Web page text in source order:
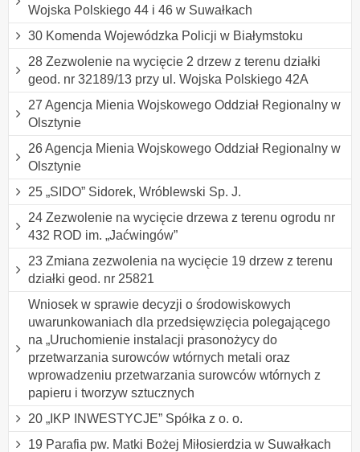
Wojska Polskiego 44 i 46 w Suwałkach
30 Komenda Wojewódzka Policji w Białymstoku
28 Zezwolenie na wycięcie 2 drzew z terenu działki
geod. nr 32189/13 przy ul. Wojska Polskiego 42A
27 Agencja Mienia Wojskowego Oddział Regionalny w
Olsztynie
26 Agencja Mienia Wojskowego Oddział Regionalny w
Olsztynie
25 „SIDO” Sidorek, Wróblewski Sp. J.
24 Zezwolenie na wycięcie drzewa z terenu ogrodu nr
432 ROD im. „Jaćwingów”
23 Zmiana zezwolenia na wycięcie 19 drzew z terenu
działki geod. nr 25821
Wniosek w sprawie decyzji o środowiskowych
uwarunkowaniach dla przedsięwzięcia polegającego
na „Uruchomienie instalacji prasonożycy do
przetwarzania surowców wtórnych metali oraz
wprowadzeniu przetwarzania surowców wtórnych z
papieru i tworzyw sztucznych
20 „IKP INWESTYCJE” Spółka z o. o.
19 Parafia pw. Matki Bożej Miłosierdzia w Suwałkach